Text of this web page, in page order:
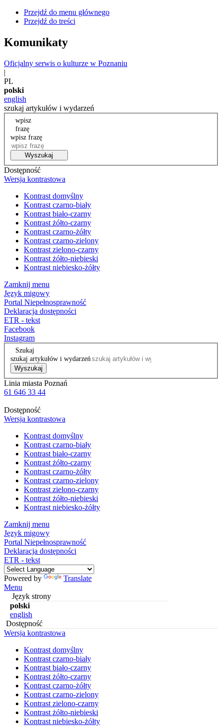
Przejdź do menu głównego
Przejdź do treści
Komunikaty
Oficjalny serwis o kulturze w Poznaniu
|
PL
polski
english
szukaj artykułów i wydarzeń
wpisz
frazę
wpisz frazę
Wyszukaj
Dostępność
Wersja kontrastowa
Kontrast domyślny
Kontrast czarno-biały
Kontrast biało-czarny
Kontrast żółto-czarny
Kontrast czarno-żółty
Kontrast czarno-zielony
Kontrast zielono-czarny
Kontrast żółto-niebieski
Kontrast niebiesko-żółty
Zamknij menu
Język migowy
Portal Niepełnosprawność
Deklaracja dostępności
ETR - tekst
Facebook
Instagram
Szukaj
szukaj artykułów i wydarzeń
Wyszukaj
Linia miasta Poznań
61 646 33 44
Dostępność
Wersja kontrastowa
Kontrast domyślny
Kontrast czarno-biały
Kontrast biało-czarny
Kontrast żółto-czarny
Kontrast czarno-żółty
Kontrast czarno-zielony
Kontrast zielono-czarny
Kontrast żółto-niebieski
Kontrast niebiesko-żółty
Zamknij menu
Język migowy
Portal Niepełnosprawność
Deklaracja dostępności
ETR - tekst
Powered by
Translate
Menu
Język strony
polski
english
Dostępność
Wersja kontrastowa
Kontrast domyślny
Kontrast czarno-biały
Kontrast biało-czarny
Kontrast żółto-czarny
Kontrast czarno-żółty
Kontrast czarno-zielony
Kontrast zielono-czarny
Kontrast żółto-niebieski
Kontrast niebiesko-żółty